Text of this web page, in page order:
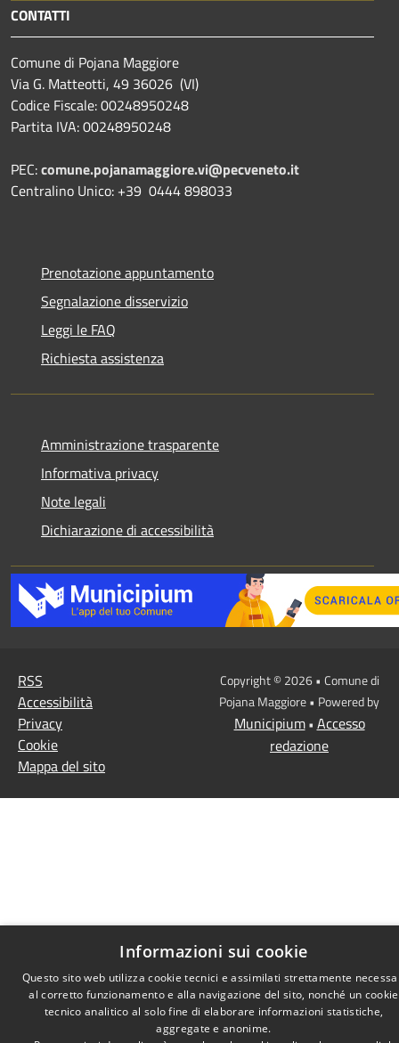
CONTATTI
Comune di Pojana Maggiore
Via G. Matteotti, 49 36026 (VI)
Codice Fiscale: 00248950248
Partita IVA: 00248950248
PEC:comune.pojanamaggiore.vi@pecveneto.it
Centralino Unico: +39 0444 898033
Prenotazione appuntamento
Segnalazione disservizio
Leggi le FAQ
Richiesta assistenza
Amministrazione trasparente
Informativa privacy
Note legali
Dichiarazione di accessibilità
RSS
Accessibilità
Privacy
Cookie
Mappa del sito
Copyright © 2026 • Comune di
Pojana Maggiore • Powered by
Municipium• Accesso
redazione
Informazioni sui cookie
Questo sito web utilizza cookie tecnici e assimilati strettamente
al corretto funzionamento e alla navigazione del sito, nonché un cookie
tecnico analitico al solo fine di elaborare informazioni statistiche,
aggregate e anonime.